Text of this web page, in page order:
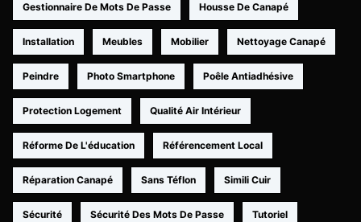
Gestionnaire De Mots De Passe Housse De Canapé
Installation Meubles Mobilier Nettoyage Canapé
Peindre Photo Smartphone Poêle Antiadhésive
Protection Logement Qualité Air Intérieur
Réforme De L'éducation Référencement Local
Réparation Canapé Sans Téflon Simili Cuir
Sécurité Sécurité Des Mots De Passe Tutoriel